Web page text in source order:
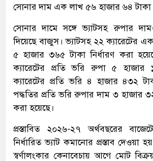
সোনার দাম এক লাখ ৫৬ হাজার ৬৪
সোনার দামে সঙ্গে ভ্যাটসহ রুপার
দিয়েছে বাজুস। ভ্যাটসহ ২২ ক্যারেটের
৫ হাজার ৩৬৫ টাকা নির্ধারণ করা
ক্যারেটের প্রতি ভরি রুপা ৫
ক্যারেটের প্রতি ভরি ৪ হাজার ৪৩২
পদ্ধতির প্রতি ভরি রুপার দাম ৩ হাজার
করা হয়েছে।
প্রস্তাবিত ২০২৬-২৭ অর্থবছরের
নির্ধারিত ভ্যাট কমানোর প্রস্তাব দেওয়া
স্বর্ণালংকার কেনাবেচায় আগে মোট